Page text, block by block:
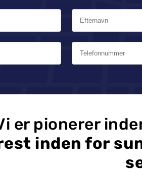
er pionerer
inden for